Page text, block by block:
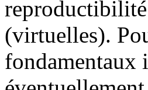
(virtuelles).
fondamentaux